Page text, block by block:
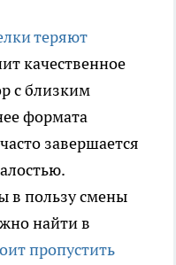
теряют
качественное
с близким
формата
завершается
в пользу смены
найти в
пропустить